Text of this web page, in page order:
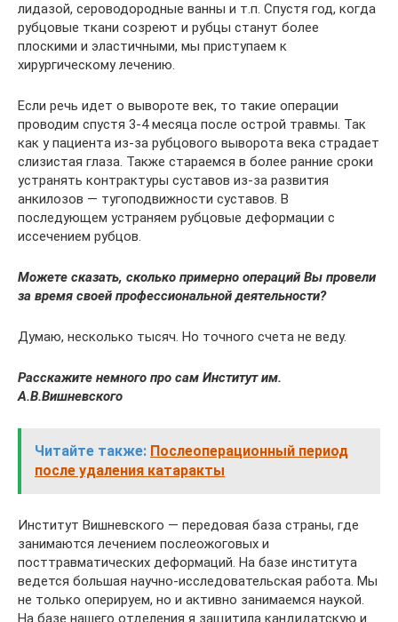
лидазой, сероводородные ванны и т.п. Спустя год, когда
рубцовые ткани созреют и рубцы станут более
плоскими и эластичными, мы приступаем к
хирургическому лечению.
Если речь идет о вывороте век, то такие операции
проводим спустя 3-4 месяца после острой травмы. Так
как у пациента из-за рубцового выворота века страдает
слизистая глаза. Также стараемся в более ранние сроки
устранять контрактуры суставов из-за развития
анкилозов — тугоподвижности суставов. В
последующем устраняем рубцовые деформации с
иссечением рубцов.
Можете сказать, сколько примерно операций Вы провели
за время своей профессиональной деятельности?
Думаю, несколько тысяч. Но точного счета не веду.
Расскажите немного про сам Институт им.
А.В.Вишневского
Читайте также: Послеоперационный период
после удаления катаракты
Институт Вишневского — передовая база страны, где
занимаются лечением послеожоговых и
посттравматических деформаций. На базе института
ведется большая научно-исследовательская работа. Мы
не только оперируем, но и активно занимаемся наукой.
На базе нашего отделения я защитила кандидатскую и